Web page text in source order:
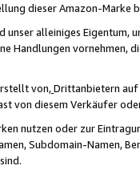
dieser Amazon-Marke
unser alleiniges
Handlungen vornehmen,
von,Drittanbietern auf
von diesem Verkäufer
nutzen oder zur
Subdomain-Namen,